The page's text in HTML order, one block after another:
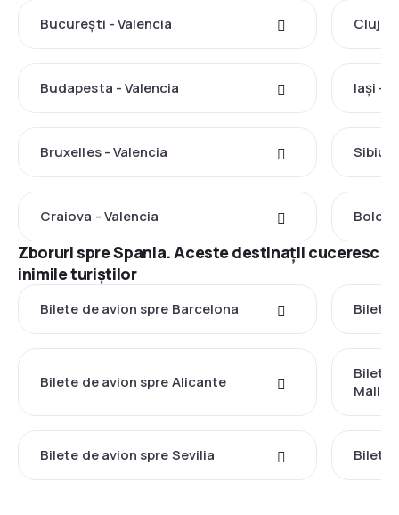
București - Valencia Cluj-
Budapesta - Valencia Iași -
Bruxelles - Valencia Sibiu -
Craiova - Valencia
Zboruri spre Spania. Aceste destinații cuceresc
inimile turiștilor
Bilete de avion spre Barcelona Bilete
Bilete de avion spre Alicante
Bilete
Bilete de avion spre Sevilia Bilete